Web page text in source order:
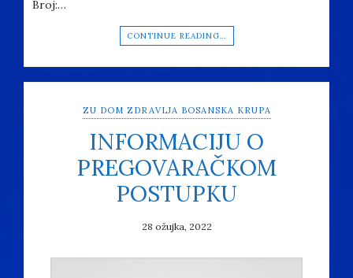
Broj:…
CONTINUE READING…
ZU DOM ZDRAVLJA BOSANSKA KRUPA
INFORMACIJU O
PREGOVARAČKOM
POSTUPKU
28 ožujka, 2022